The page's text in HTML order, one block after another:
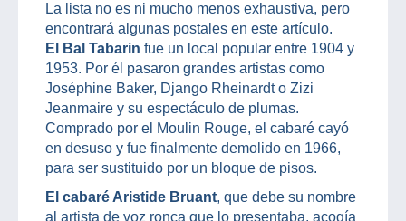
La lista no es ni mucho menos exhaustiva, pero
encontrará algunas postales en este artículo.
El Bal Tabarin fue un local popular entre 1904 y
1953. Por él pasaron grandes artistas como
Joséphine Baker, Django Rheinardt o Zizi
Jeanmaire y su espectáculo de plumas.
Comprado por el Moulin Rouge, el cabaré cayó
en desuso y fue finalmente demolido en 1966,
para ser sustituido por un bloque de pisos.
El cabaré Aristide Bruant, que debe su nombre
al artista de voz ronca que lo presentaba, acogía